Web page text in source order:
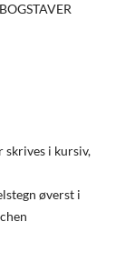
i kursiv,
øverst i